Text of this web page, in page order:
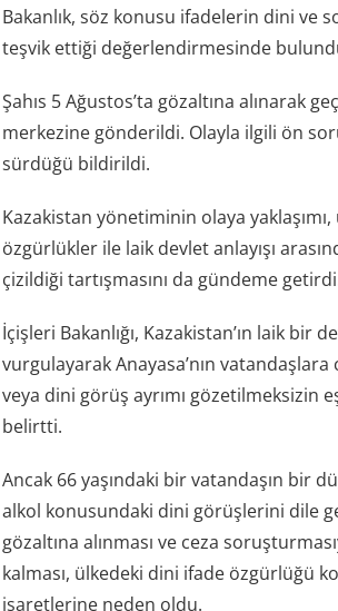
Bakanlık, söz konusu ifadelerin dini ve
teşvik ettiği değerlendirmesinde
Şahıs 5 Ağustos’ta gözaltına alınarak
merkezine gönderildi. Olayla ilgili ön
sürdüğü bildirildi.
Kazakistan yönetiminin olaya
özgürlükler ile laik devlet anlayışı
çizildiği tartışmasını da gündeme
İçişleri Bakanlığı, Kazakistan’ın laik bir
vurgulayarak Anayasa’nın vatandaşlara
veya dini görüş ayrımı gözetilmeksizin
belirtti.
Ancak 66 yaşındaki bir vatandaşın bir
alkol konusundaki dini görüşlerini dile
gözaltına alınması ve ceza
kalması, ülkedeki dini ifade özgürlüğü
işaretlerine neden oldu.